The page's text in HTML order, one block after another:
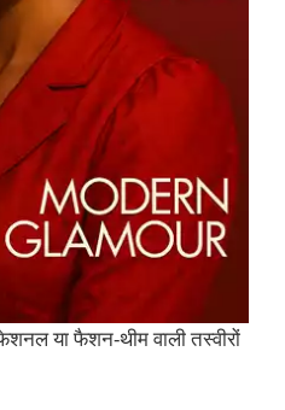
या फैशन-थीम वाली तस्वीरों